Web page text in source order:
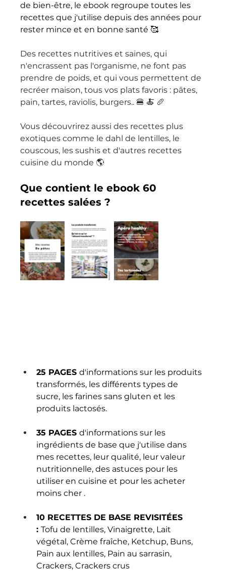
de bien-être, le ebook regroupe toutes les
recettes que j'utilise depuis des années pour
rester mince et en bonne santé 🥰
Des recettes nutritives et saines, qui
n'encrassent pas l'organisme, ne font pas
prendre de poids, et qui vous permettent de
recréer maison, tous vos plats favoris : pâtes,
pain, tartes, raviolis, burgers.. 🍔 🍝 🥖
Vous découvrirez aussi des recettes plus
exotiques comme le dahl de lentilles, le
couscous, les sushis et d'autres recettes
cuisine du monde 🌎
Que contient le ebook 60
recettes salées ?
25 PAGES d'informations sur les produits
transformés, les différents types de
sucre, les farines sans gluten et les
produits lactosés.
35 PAGES d'informations sur les
ingrédients de base que j'utilise dans
mes recettes, leur qualité, leur valeur
nutritionnelle, des astuces pour les
utiliser en cuisine et pour les acheter
moins cher .
10 RECETTES DE BASE REVISITÉES
: Tofu de lentilles, Vinaigrette, Lait
végétal, Crème fraîche, Ketchup, Buns,
Pain aux lentilles, Pain au sarrasin,
Crackers, Crackers crus